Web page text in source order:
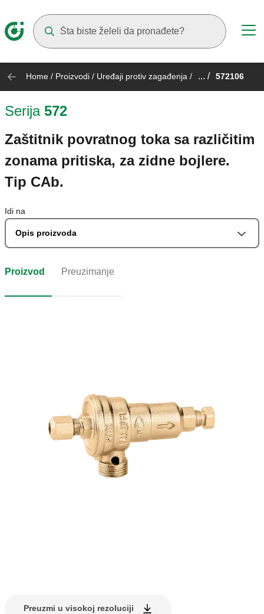
Home / Proizvodi / Uređaji protiv zagađenja / ... / 572106
Serija 572
Zaštitnik povratnog toka sa različitim
zonama pritiska, za zidne bojlere.
Tip CAb.
Idi na
Opis proizvoda
Proizvod Preuzimanje
Preuzmi u visokoj rezoluciji